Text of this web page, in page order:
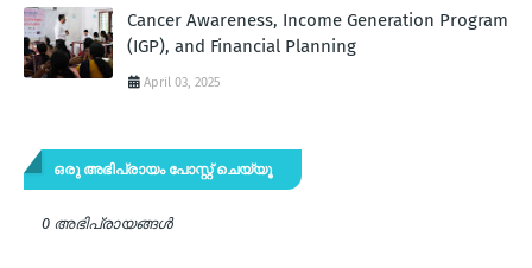
Cancer Awareness, Income Generation Program
(IGP), and Financial Planning
April 03, 2025
ഒരു അഭിപ്രായം പോസ്റ്റ് ചെയ്യൂ
0 അഭിപ്രായങ്ങള്‍